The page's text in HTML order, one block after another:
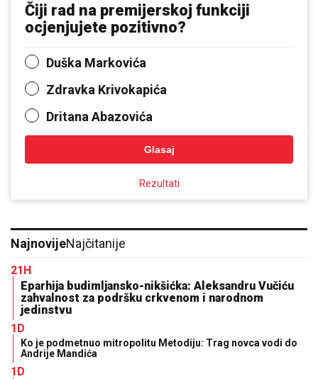
Čiji rad na premijerskoj funkciji
ocjenjujete pozitivno?
Duška Markovića
Zdravka Krivokapića
Dritana Abazovića
Glasaj
Rezultati
NajnovijeNajčitanije
21H
Eparhija budimljansko-nikšićka: Aleksandru Vučiću
zahvalnost za podršku crkvenom i narodnom
jedinstvu
1D
Ko je podmetnuo mitropolitu Metodiju: Trag novca vodi do
Andrije Mandića
1D